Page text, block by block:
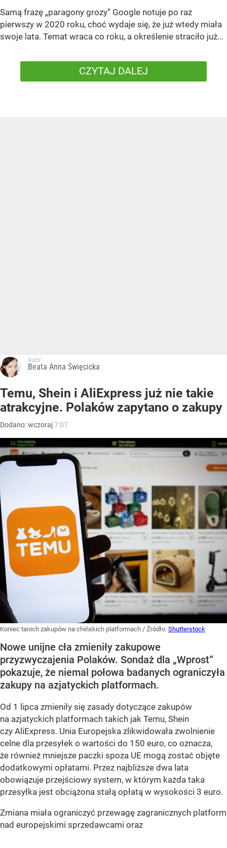
Samą frazę „paragony grozy” Google notuje po raz
pierwszy w 2020 roku, choć wydaje się, że już wtedy miała
swoje lata. Temat wraca co roku, a określenie straciło już...
CZYTAJ DALEJ
Autor:
Beata Anna Święcicka
Temu, Shein i AliExpress już nie takie
atrakcyjne. Polaków zapytano o zakupy
Dodano:wczoraj7:07
Koniec tanich zakupów na chińskich platformach / Źródło: Shutterstock
Nowe unijne cła zmieniły zakupowe
przyzwyczajenia Polaków. Sondaż dla „Wprost”
pokazuje, że niemal połowa badanych ograniczyła
zakupy na azjatyckich platformach.
Od 1 lipca zmieniły się zasady dotyczące zakupów
na azjatyckich platformach takich jak Temu, Shein
czy AliExpress. Unia Europejska zlikwidowała zwolnienie
celne dla przesyłek o wartości do 150 euro, co oznacza,
że również mniejsze paczki spoza UE mogą zostać objęte
dodatkowymi opłatami. Przez najbliższe dwa lata
obowiązuje przejściowy system, w którym każda taka
przesyłka jest obciążona stałą opłatą w wysokości 3 euro.
Zmiana miała ograniczyć przewagę zagranicznych platform
nad europejskimi sprzedawcami oraz